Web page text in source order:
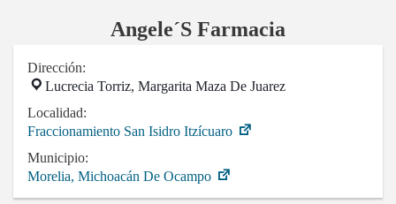
Angele´S Farmacia
Dirección:
Lucrecia Torriz, Margarita Maza De Juarez
Localidad:
Fraccionamiento San Isidro Itzícuaro
Municipio:
Morelia, Michoacán De Ocampo